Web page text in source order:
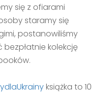
się z ofiarami
staramy się
postanowiliśmy
bezpłatnie kolekcję
książka to 10